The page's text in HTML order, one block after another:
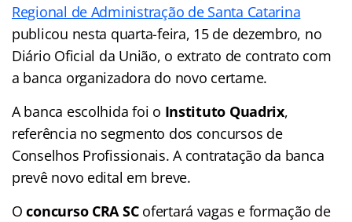
Regional de Administração de Santa Catarina
publicou nesta quarta-feira, 15 de dezembro, no
Diário Oficial da União, o extrato de contrato com
a banca organizadora do novo certame.
A banca escolhida foi o Instituto Quadrix,
referência no segmento dos concursos de
Conselhos Profissionais. A contratação da banca
prevê novo edital em breve.
Oconcurso CRA SCofertará vagas e formação de